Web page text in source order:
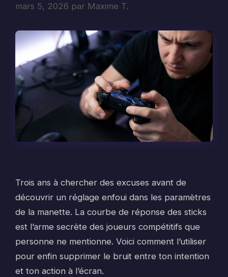
mars 5, 2026 par Maxime T.
Trois ans à chercher des excuses avant de
découvrir un réglage enfoui dans les paramètres
de la manette. La courbe de réponse des sticks
est l’arme secrète des joueurs compétitifs que
personne ne mentionne. Voici comment l’utiliser
pour enfin supprimer le bruit entre ton intention
et ton action à l’écran.